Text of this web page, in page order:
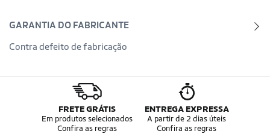
GARANTIA DO FABRICANTE
Contra defeito de fabricação
FRETE GRÁTIS
Em produtos selecionados
Confira as regras
ENTREGA EXPRESSA
A partir de 2 dias úteis
Confira as regras